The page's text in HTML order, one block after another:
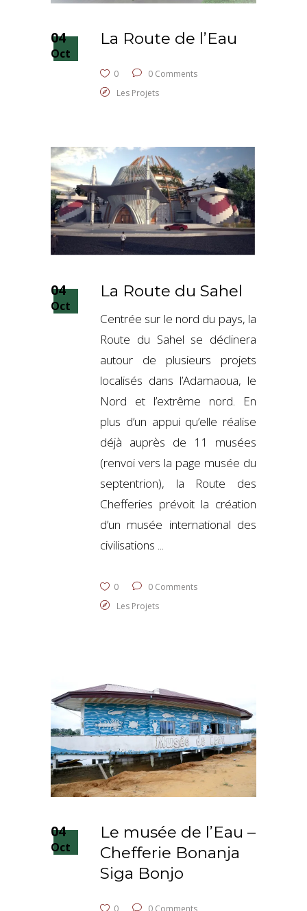
04
Oct
La Route de l’Eau
0
0 Comments
Les Projets
04
Oct
La Route du Sahel
Centrée sur le nord du pays, la
Route du Sahel se déclinera
autour de plusieurs projets
localisés dans l’Adamaoua, le
Nord et l’extrême nord. En
plus d’un appui qu’elle réalise
déjà auprès de 11 musées
(renvoi vers la page musée du
septentrion), la Route des
Chefferies prévoit la création
d’un musée international des
civilisations
0
0 Comments
Les Projets
04
Oct
Le musée de l’Eau –
Chefferie Bonanja
Siga Bonjo
0 0 Comments